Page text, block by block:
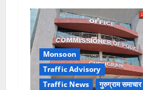
Monsoon
Traffic Advisory
Traffic News
गुरुग्राम समाचार